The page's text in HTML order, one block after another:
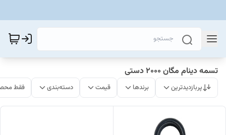
تسمه دینام مگان 2000 دستی
پربازدیدترین برندها قیمت دسته‌بندی فقط